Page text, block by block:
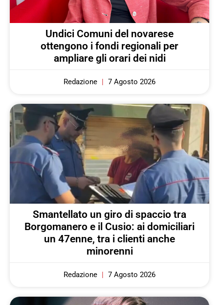
Undici Comuni del novarese
ottengono i fondi regionali per
ampliare gli orari dei nidi
Redazione 7 Agosto 2026
Smantellato un giro di spaccio tra
Borgomanero e il Cusio: ai domiciliari
un 47enne, tra i clienti anche
minorenni
Redazione 7 Agosto 2026